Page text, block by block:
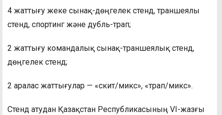
4 жаттығу жеке сынақ-дөңгелек стенд, траншеялы
стенд, спортинг және дубль-трап;
2 жаттығу командалық сынақ-траншеялық стенд,
дөңгелек стенд;
2 аралас жаттығулар — «скит/микс», «трап/микс».
Стенд атудан Қазақстан Республикасының VI-жазғы